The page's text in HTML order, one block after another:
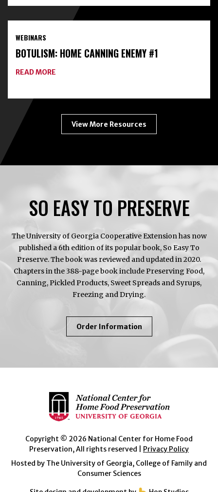
YOUR
HOME
FOOD
FREEZE-
DRYING
WEBINARS
BOTULISM: HOME CANNING ENEMY #1
READ MORE
View More Resources
SO EASY TO PRESERVE
The University of Georgia Cooperative Extension has now
published a 6th edition of its popular book, So Easy To
Preserve. The book was reviewed and updated in 2020.
Chapters in the 388-page book include Preserving Food,
Canning, Pickled Products, Sweet Spreads and Syrups,
Freezing and Drying.
Order InformationAbout
So
Copyright © 2026 National Center for Home Food
Preservation, All rights reserved | Privacy Policy
Hosted by The University of Georgia, College of Family and
Consumer Sciences